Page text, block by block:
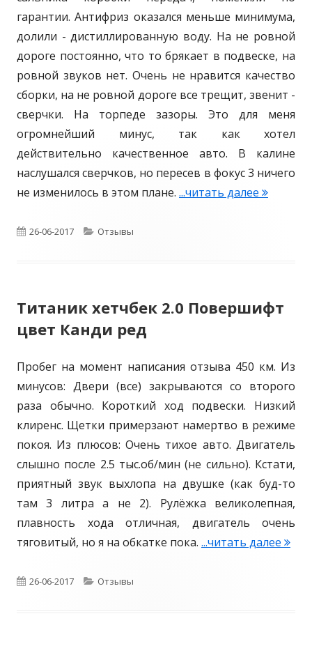
гарантии. Антифриз оказался меньше минимума,
долили - дистиллированную воду. На не ровной
дороге постоянно, что то брякает в подвеске, на
ровной звуков нет. Очень не нравится качество
сборки, на не ровной дороге все трещит, звенит -
сверчки. На торпеде зазоры. Это для меня
огромнейший минус, так как хотел
действительно качественное авто. В калине
наслушался сверчков, но пересев в фокус 3 ничего
не изменилось в этом плане. ...читать далее Ф
и
т
1
0
5
л
.
с
.
с
к
О
б
л
к
о
в
н
о
26-06-2017
К
е
г
р
и
и
Отзывы
Титаник хетчбек 2.0 Повершифт
цвет Канди ред
Пробег на момент написания отзыва 450 км. Из
минусов: Двери (все) закрываются со второго
раза обычно. Короткий ход подвески. Низкий
клиренс. Щетки примерзают намертво в режиме
покоя. Из плюсов: Очень тихое авто. Двигатель
слышно после 2.5 тыс.об/мин (не сильно). Кстати,
приятный звук выхлопа на двушке (как буд-то
там 3 литра а не 2). Рулёжка великолепная,
плавность хода отличная, двигатель очень
тяговитый, но я на обкатке пока. ...читать далее Т
О
26-06-2017
К
Отзывы